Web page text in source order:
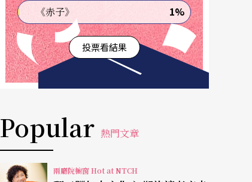
《赤子》 1%
投票看結果
Popular 熱門文章
兩廳院櫥窗 Hot at NTCH